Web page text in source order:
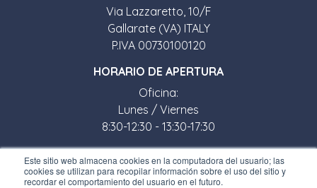
Este sitio web almacena cookies en la computadora del usuario; las
cookies se utilizan para recopilar información sobre el uso del sitio y
recordar el comportamiento del usuario en el futuro.
Via Lazzaretto, 10/F
Gallarate (VA) ITALY
P.IVA 00730100120
HORARIO DE APERTURA
Oficina:
Lunes / Viernes
8:30-12:30 - 13:30-17:30
Tienda:
Lunes / Viernes